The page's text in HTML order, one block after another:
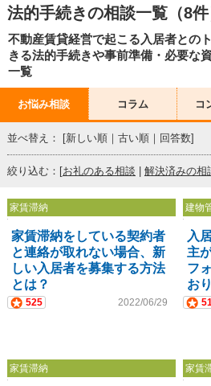
法的手続きの相談一覧（8件
不動産賃貸経営で起こる入居者との
きる法的手続きや事前準備・必要な
一覧
お悩み相談 コラム コ
並べ替え： [新しい順｜ 古い順｜ 回答数]
絞り込む：[お礼のある相談 | 解決済みの相
家賃滞納
家賃滞納をしている契約者
と連絡が取れない場合、新
しい入居者を募集する方法
とは？
525 2022/06/29
建物
入
主
フ
お
家賃滞納 家賃